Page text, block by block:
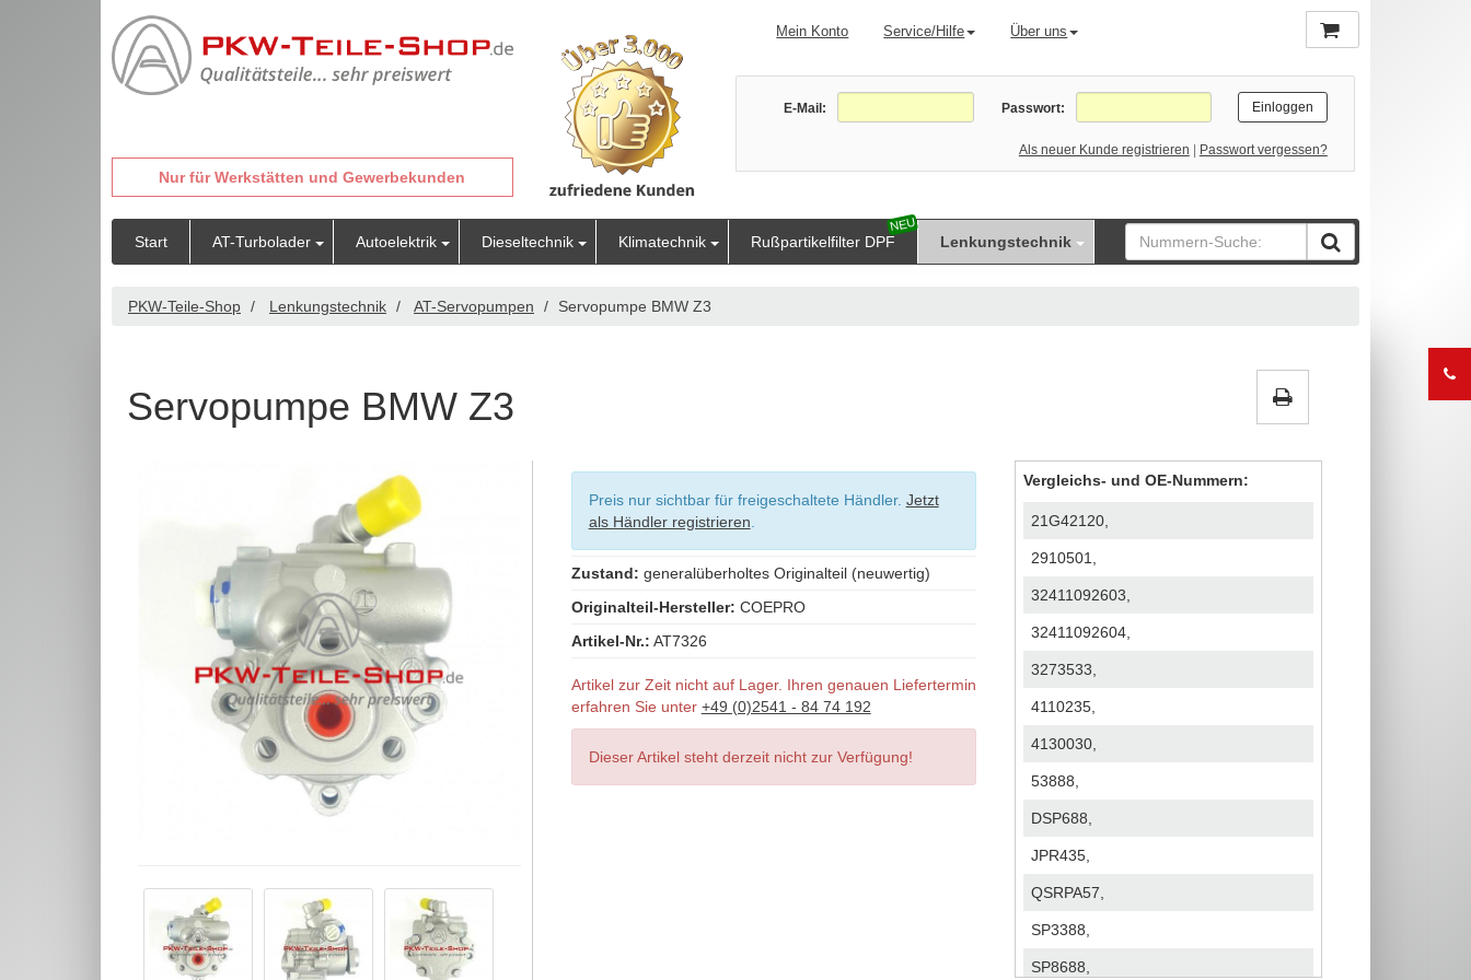
Nur für Werkstätten und Gewerbekunden
Mein Konto Service/Hilfe Über uns
E-Mail: Passwort:
Als neuer Kunde registrieren Passwort vergessen?
Start AT-Turbolader Autoelektrik Dieseltechnik Klimatechnik Rußpartikelfilter DPF Lenkungstechnik
PKW-Teile-Shop Lenkungstechnik AT-Servopumpen Servopumpe BMW Z3
Servopumpe BMW Z3
Preis nur sichtbar für freigeschaltete Händler. Jetzt
als Händler registrieren
Zustand: generalüberholtes Originalteil (neuwertig)
Originalteil-Hersteller: COEPRO
Artikel-Nr.: AT7326
Artikel zur Zeit nicht auf Lager. Ihren genauen Liefertermin
erfahren Sie unter +49 (0)2541 - 84 74 192
Dieser Artikel steht derzeit nicht zur Verfügung!
Vergleichs- und OE-Nummern:
21G42120,
2910501,
32411092603,
32411092604,
3273533,
4110235,
4130030,
53888,
DSP688,
JPR435,
QSRPA57,
SP3388,
SP8688,